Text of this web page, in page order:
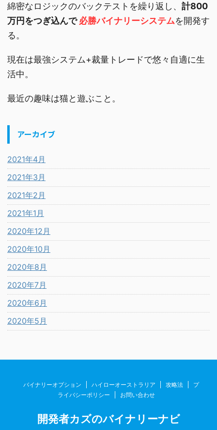
綿密なロジックのバックテストを繰り返し、 計800
万円をつぎ込んで必勝バイナリーシステムを開発す
る。
現在は最強システム+裁量トレードで悠々自適に生
活中。
最近の趣味は猫と遊ぶこと。
アーカイブ
2021年4月
2021年3月
2021年2月
2021年1月
2020年12月
2020年10月
2020年8月
2020年7月
2020年6月
2020年5月
バイナリーオプション ハイローオーストラリア 攻略法
プ
ライバシーポリシー
お問い合わせ
開発者カズのバイナリーナビ